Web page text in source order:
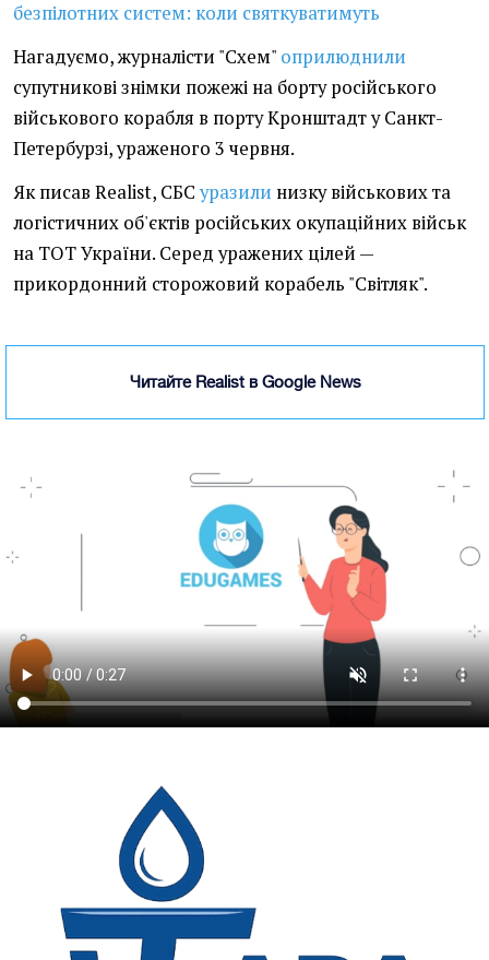
безпілотних систем: коли святкуватимуть
Нагадуємо, журналісти "Схем" оприлюднили
супутникові знімки пожежі на борту російського
військового корабля в порту Кронштадт у Санкт-
Петербурзі, ураженого 3 червня.
Як писав Realist, СБС уразили низку військових та
логістичних об'єктів російських окупаційних військ
на ТОТ України. Серед уражених цілей —
прикордонний сторожовий корабель "Світляк".
Читайте Realist в Google News